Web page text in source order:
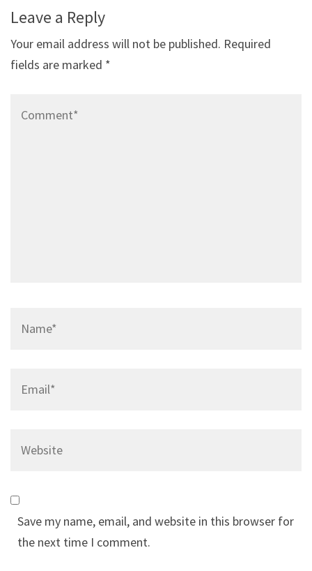
Leave a Reply
Your email address will not be published. Required
fields are marked *
Save my name, email, and website in this browser for
the next time I comment.